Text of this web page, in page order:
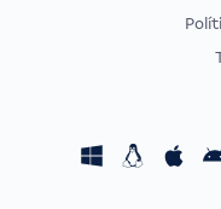
CONCURSOS POR
Concursos Fiscais